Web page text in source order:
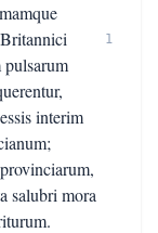
pulsarum
interim
salubri mora
1